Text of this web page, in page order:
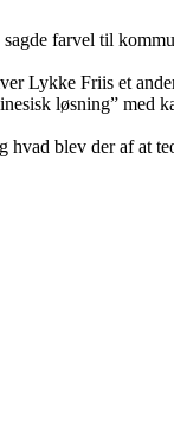
farvel til
Lykke Friis et
løsning” med
blev der af at